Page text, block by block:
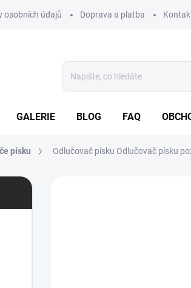
osobních údajů Doprava a platba
GALERIE BLOG FAQ
písku Odlučovač písku Odlučovač písku